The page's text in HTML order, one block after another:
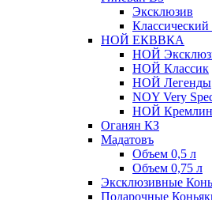
Эксклюзив
Классический
НОЙ ЕКВВКА
НОЙ
НОЙ Классик
НОЙ Легенды
NOY Very
НОЙ Кремлин
Оганян КЗ
Мадатовъ
Объем 0,5 л
Объем 0,75 л
Эксклюзивные
Подарочные